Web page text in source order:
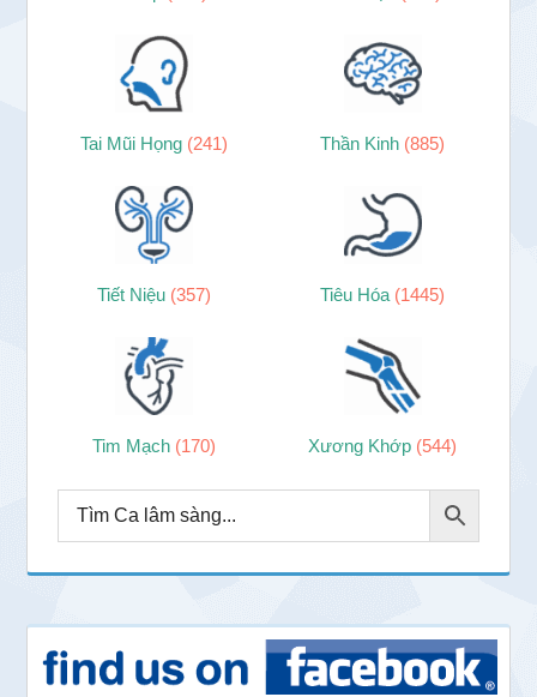
Tai Mũi Họng (241) Thần Kinh (885)
Tiết Niệu (357) Tiêu Hóa (1445)
Tim Mạch (170) Xương Khớp (544)